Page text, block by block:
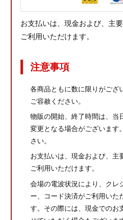
お支払いは、現金および、主
ご利用いただけます。
注意事項
各商品ともに数に限りがござ
ご容赦ください。
物販の開始、終了時間は、当
変更となる場合がございます
さい。
お支払いは、現金および、主
ご利用いただけます。
会場の電波状況により、クレ
ー、コード決済がご利用いた
す。その際には、現金でのお